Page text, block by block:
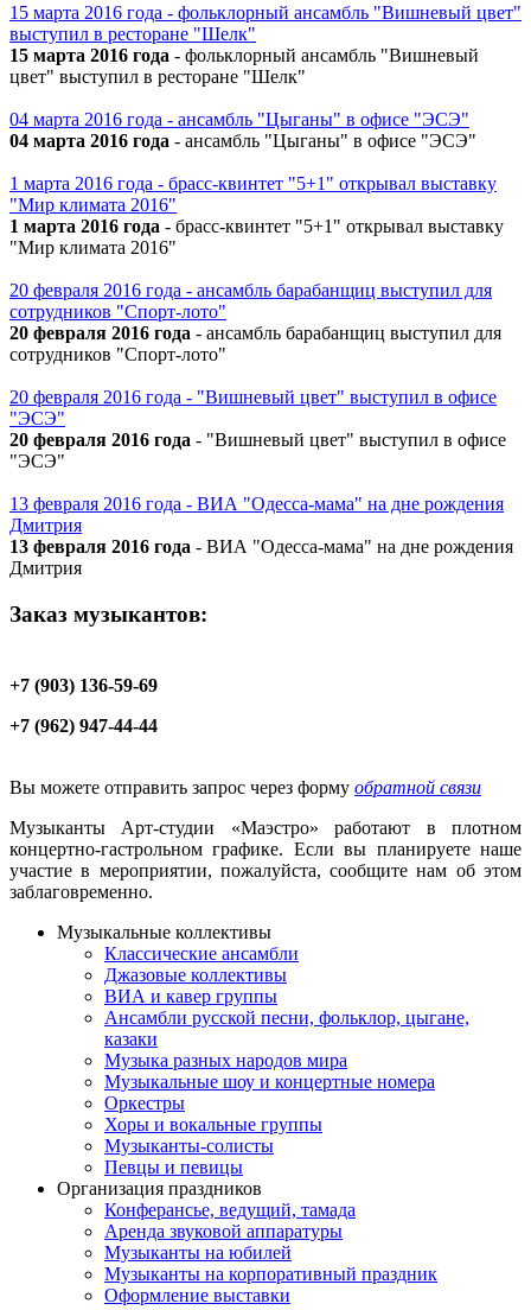
15 марта 2016 года - фольклорный ансамбль "Вишневый цвет"
выступил в ресторане "Шелк"
15 марта 2016 года - фольклорный ансамбль "Вишневый
цвет" выступил в ресторане "Шелк"
04 марта 2016 года - ансамбль "Цыганы" в офисе "ЭСЭ"
04 марта 2016 года - ансамбль "Цыганы" в офисе "ЭСЭ"
1 марта 2016 года - брасс-квинтет "5+1" открывал выставку
"Мир климата 2016"
1 марта 2016 года - брасс-квинтет "5+1" открывал выставку
"Мир климата 2016"
20 февраля 2016 года - ансамбль барабанщиц выступил для
сотрудников "Спорт-лото"
20 февраля 2016 года - ансамбль барабанщиц выступил для
сотрудников "Спорт-лото"
20 февраля 2016 года - "Вишневый цвет" выступил в офисе
"ЭСЭ"
20 февраля 2016 года - "Вишневый цвет" выступил в офисе
"ЭСЭ"
13 февраля 2016 года - ВИА "Одесса-мама" на дне рождения
Дмитрия
13 февраля 2016 года - ВИА "Одесса-мама" на дне рождения
Дмитрия
Заказ музыкантов:
+7 (903) 136-59-69
+7 (962) 947-44-44
Вы можете отправить запрос через форму обратной связи
Музыканты Арт-студии «Маэстро» работают в плотном
концертно-гастрольном графике. Если вы планируете наше
участие в мероприятии, пожалуйста, сообщите нам об этом
заблаговременно.
Музыкальные коллективы
Классические ансамбли
Джазовые коллективы
ВИА и кавер группы
Ансамбли русской песни, фольклор, цыгане,
казаки
Музыка разных народов мира
Музыкальные шоу и концертные номера
Оркестры
Хоры и вокальные группы
Музыканты-солисты
Певцы и певицы
Организация праздников
Конферансье, ведущий, тамада
Аренда звуковой аппаратуры
Музыканты на юбилей
Музыканты на корпоративный праздник
Оформление выставки